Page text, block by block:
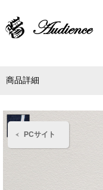
PCサイト
商品詳細